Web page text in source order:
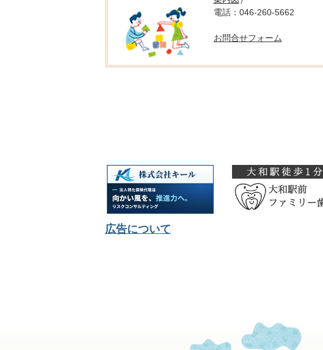
電話：046-260-5662
お問合せフォーム
広告について